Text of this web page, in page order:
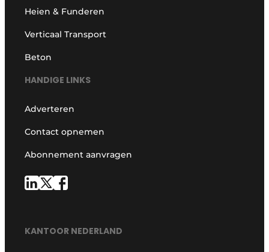
Heien & Funderen
Verticaal Transport
Beton
HANDIGE LINKS
Adverteren
Contact opnemen
Abonnement aanvragen
KANTOOR NEDERLAND